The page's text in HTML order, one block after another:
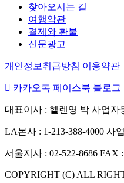
찾아오시는 길
여행약관
결제와 환불
신문광고
개인정보취급방침 이용약관
카카오톡 페이스북 블로그
대표이사 : 헬렌영 박 사업자
LA본사 : 1-213-388-4000 사
서울지사 : 02-522-8686 FAX :
COPYRIGHT (C) ALL